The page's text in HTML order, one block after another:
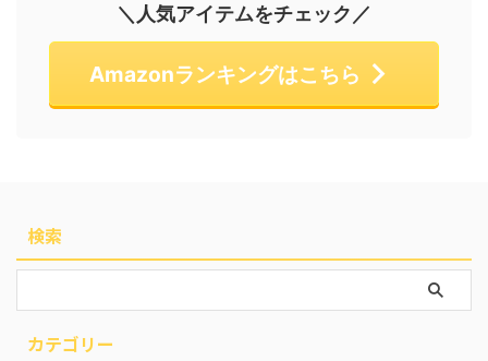
＼人気アイテムをチェック／
Amazonランキングはこちら
検索
カテゴリー